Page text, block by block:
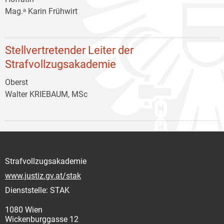
Mag.ᵃ Karin Frühwirt
Stellvertretender Leiter der
Strafvollzugsakademie
Oberst
Walter KRIEBAUM, MSc
Strafvollzugsakademie
www.justiz.gv.at/stak
Dienststelle: STAK
1080 Wien
Wickenburggasse 12